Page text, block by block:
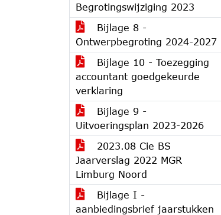
Begrotingswijziging 2023
Bijlage 8 -
Ontwerpbegroting 2024-2027
Bijlage 10 - Toezegging
accountant goedgekeurde
verklaring
Bijlage 9 -
Uitvoeringsplan 2023-2026
2023.08 Cie BS
Jaarverslag 2022 MGR
Limburg Noord
Bijlage I -
aanbiedingsbrief jaarstukken